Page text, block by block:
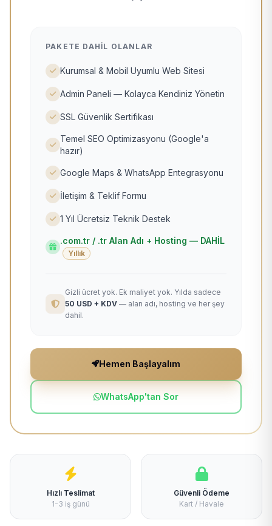
PAKETE DAHIL OLANLAR
Kurumsal & Mobil Uyumlu Web Sitesi
Admin Paneli — Kolayca Kendiniz Yönetin
SSL Güvenlik Sertifikası
Temel SEO Optimizasyonu (Google'a
hazır)
Google Maps & WhatsApp Entegrasyonu
İletişim & Teklif Formu
1 Yıl Ücretsiz Teknik Destek
.com.tr / .tr Alan Adı + Hosting — DAHİL
Yıllık
Gizli ücret yok. Ek maliyet yok. Yılda sadece
50 USD + KDV — alan adı, hosting ve her şey
dahil.
Hemen Başlayalım
WhatsApp'tan Sor
Hızlı Teslimat
1-3 iş günü
Güvenli Ödeme
Kart / Havale